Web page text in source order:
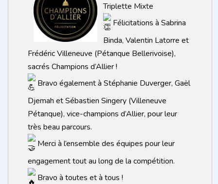
Triplette Mixte
Félicitations à Sabrina
Binda, Valentin Latorre et
Frédéric Villeneuve (Pétanque Bellerivoise),
sacrés Champions d’Allier !
Bravo également à Stéphanie Duverger, Gaël
Djemah et Sébastien Singery (Villeneuve
Pétanque), vice-champions d’Allier, pour leur
très beau parcours.
Merci à l’ensemble des équipes pour leur
engagement tout au long de la compétition.
Bravo à toutes et à tous !